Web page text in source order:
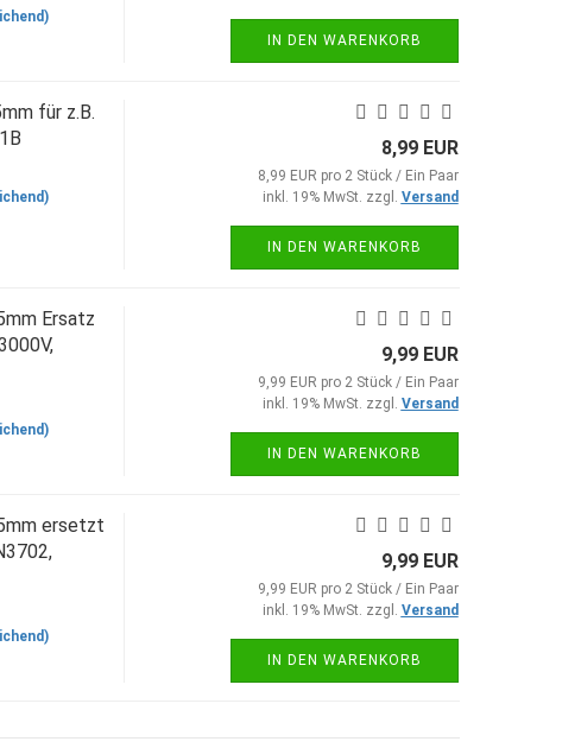
IN DEN WARENKORB
für z.B.
8,99 EUR
8,99 EUR pro 2 Stück / Ein Paar
inkl. 19% MwSt. zzgl. Versand
IN DEN WARENKORB
Ersatz
9,99 EUR
9,99 EUR pro 2 Stück / Ein Paar
inkl. 19% MwSt. zzgl. Versand
IN DEN WARENKORB
ersetzt
9,99 EUR
9,99 EUR pro 2 Stück / Ein Paar
inkl. 19% MwSt. zzgl. Versand
IN DEN WARENKORB